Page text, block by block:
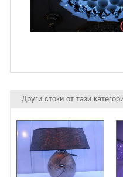
Други стоки от тази